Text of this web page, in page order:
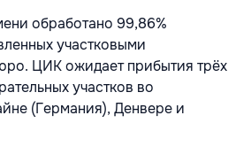
обработано 99,86%
участковыми
ЦИК ожидает прибытия трёх
участков во
(Германия), Денвере и